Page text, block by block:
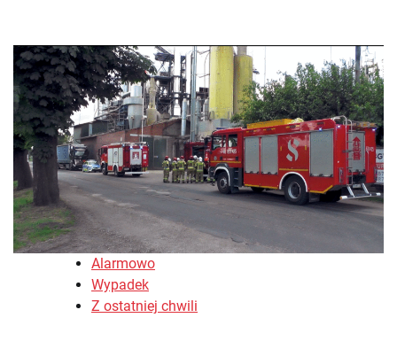
Alarmowo
Wypadek
Z ostatniej chwili